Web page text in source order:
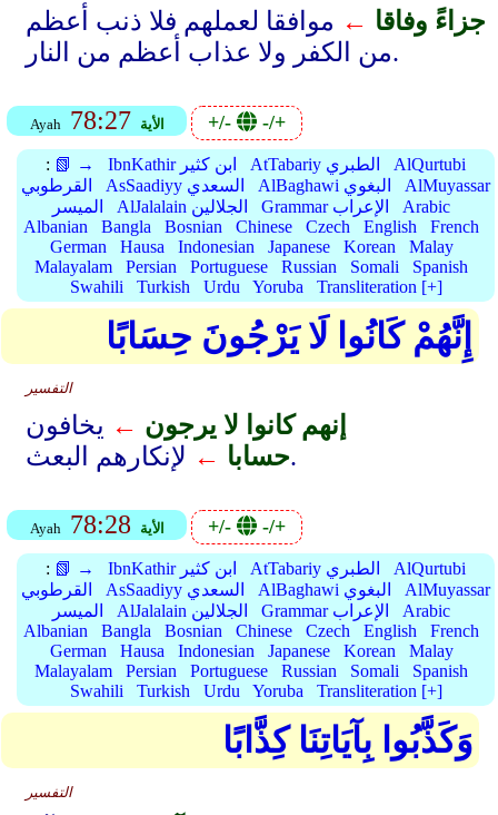
جزاءً وفاقا ← موافقا لعملهم فلا ذنب أعظم
من الكفر ولا عذاب أعظم من النار.
Ayah 78:27 الأية +/- -/+
: 📗 → IbnKathir ابن كثير AtTabariy الطبري
AlQurtubi
القرطوبي
AsSaadiyy السعدي AlBaghawi البغوي
AlMuyassar
الميسر
AlJalalain الجلالين Grammar الإعراب
Arabic
Albanian
Bangla Bosnian Chinese Czech English
French
German
Hausa Indonesian Japanese Korean
Malay
Malayalam
Persian Portuguese Russian Somali
Spanish
Swahili
Turkish Urdu Yoruba Transliteration [+]
إِنَّهُمْ كَانُوا لَا يَرْجُونَ حِسَابًا
التفسير
إنهم كانوا لا يرجون ← يخافون
حسابا ← لإنكارهم البعث.
Ayah 78:28 الأية +/- -/+
: 📗 → IbnKathir ابن كثير AtTabariy الطبري
AlQurtubi
القرطوبي
AsSaadiyy السعدي AlBaghawi البغوي
AlMuyassar
الميسر
AlJalalain الجلالين Grammar الإعراب
Arabic
Albanian
Bangla Bosnian Chinese Czech English
French
German
Hausa Indonesian Japanese Korean
Malay
Malayalam
Persian Portuguese Russian Somali
Spanish
Swahili
Turkish Urdu Yoruba Transliteration [+]
وَكَذَّبُوا بِآيَاتِنَا كِذَّابًا
التفسير